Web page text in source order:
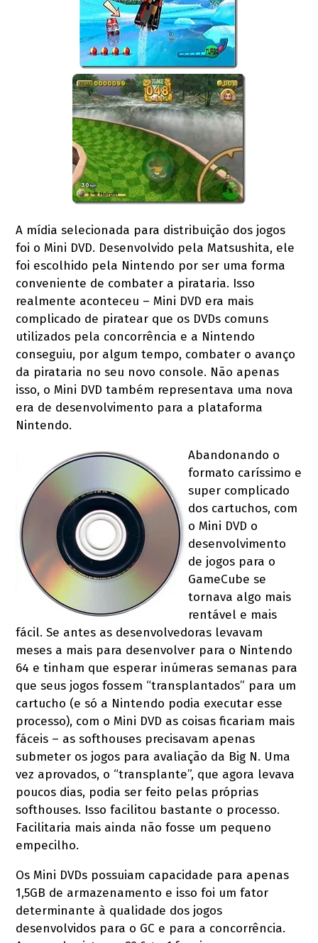
A mídia selecionada para distribuição dos jogos
foi o Mini DVD. Desenvolvido pela Matsushita, ele
foi escolhido pela Nintendo por ser uma forma
conveniente de combater a pirataria. Isso
realmente aconteceu – Mini DVD era mais
complicado de piratear que os DVDs comuns
utilizados pela concorrência e a Nintendo
conseguiu, por algum tempo, combater o avanço
da pirataria no seu novo console. Não apenas
isso, o Mini DVD também representava uma nova
era de desenvolvimento para a plataforma
Nintendo.
Abandonando o
formato caríssimo e
super complicado
dos cartuchos, com
o Mini DVD o
desenvolvimento
de jogos para o
GameCube se
tornava algo mais
rentável e mais
fácil. Se antes as desenvolvedoras levavam
meses a mais para desenvolver para o Nintendo
64 e tinham que esperar inúmeras semanas para
que seus jogos fossem “transplantados” para um
cartucho (e só a Nintendo podia executar esse
processo), com o Mini DVD as coisas ficariam mais
fáceis – as softhouses precisavam apenas
submeter os jogos para avaliação da Big N. Uma
vez aprovados, o “transplante”, que agora levava
poucos dias, podia ser feito pelas próprias
softhouses. Isso facilitou bastante o processo.
Facilitaria mais ainda não fosse um pequeno
empecilho.
Os Mini DVDs possuiam capacidade para apenas
1,5GB de armazenamento e isso foi um fator
determinante à qualidade dos jogos
desenvolvidos para o GC e para a concorrência.